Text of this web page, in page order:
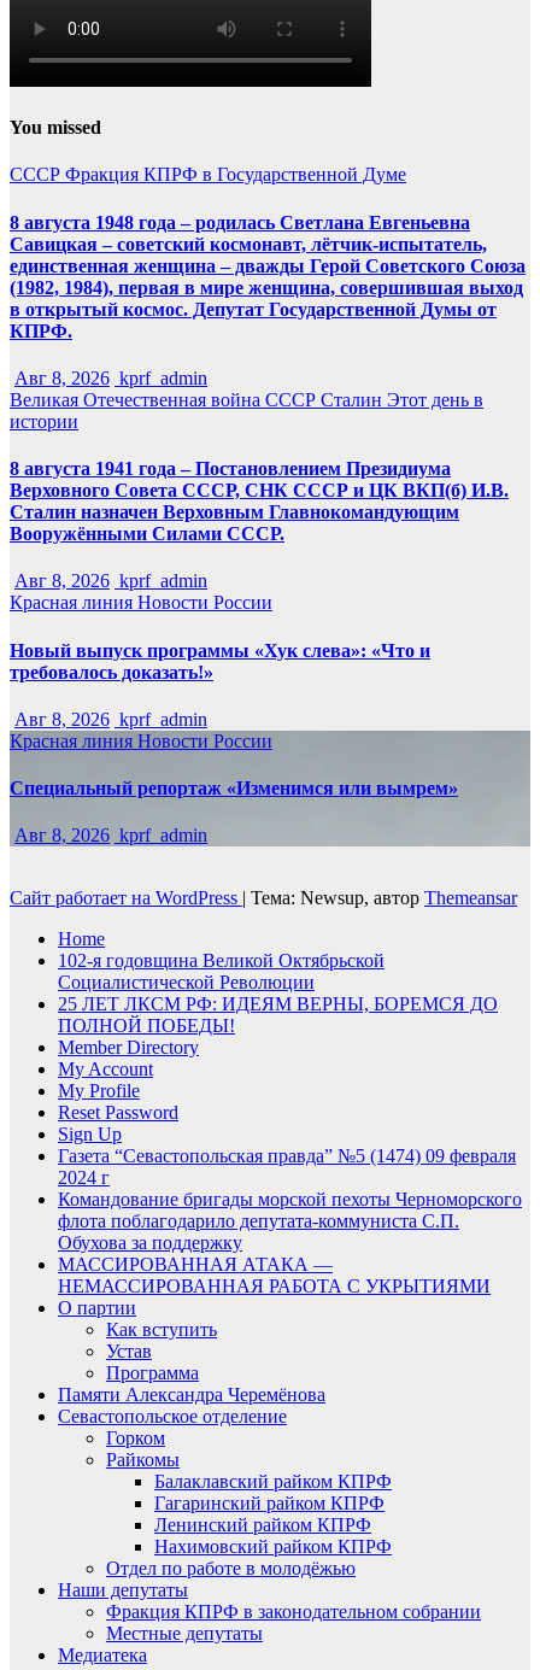
You missed
СССР Фракция КПРФ в Государственной Думе
8 августа 1948 года – родилась Светлана Евгеньевна
Савицкая – советский космонавт, лётчик-испытатель,
единственная женщина – дважды Герой Советского Союза
(1982, 1984), первая в мире женщина, совершившая выход
в открытый космос. Депутат Государственной Думы от
КПРФ.
Авг 8, 2026 kprf_admin
Великая Отечественная война СССР Сталин Этот день в
истории
8 августа 1941 года – Постановлением Президиума
Верховного Совета СССР, СНК СССР и ЦК ВКП(б) И.В.
Сталин назначен Верховным Главнокомандующим
Вооружёнными Силами СССР.
Авг 8, 2026 kprf_admin
Красная линия Новости России
Новый выпуск программы «Хук слева»: «Что и
требовалось доказать!»
Авг 8, 2026 kprf_admin
Красная линия Новости России
Специальный репортаж «Изменимся или вымрем»
Авг 8, 2026 kprf_admin
Сайт работает на WordPress | Тема: Newsup, автор Themeansar
Home
102-я годовщина Великой Октябрьской
Социалистической Революции
25 ЛЕТ ЛКСМ РФ: ИДЕЯМ ВЕРНЫ, БОРЕМСЯ ДО
ПОЛНОЙ ПОБЕДЫ!
Member Directory
My Account
My Profile
Reset Password
Sign Up
Газета “Севастопольская правда” №5 (1474) 09 февраля
2024 г
Командование бригады морской пехоты Черноморского
флота поблагодарило депутата-коммуниста С.П.
Обухова за поддержку
МАССИРОВАННАЯ АТАКА —
НЕМАССИРОВАННАЯ РАБОТА С УКРЫТИЯМИ
О партии
Как вступить
Устав
Программа
Памяти Александра Черемёнова
Севастопольское отделение
Горком
Райкомы
Балаклавский райком КПРФ
Гагаринский райком КПРФ
Ленинский райком КПРФ
Нахимовский райком КПРФ
Отдел по работе в молодёжью
Наши депутаты
Фракция КПРФ в законодательном собрании
Местные депутаты
Медиатека